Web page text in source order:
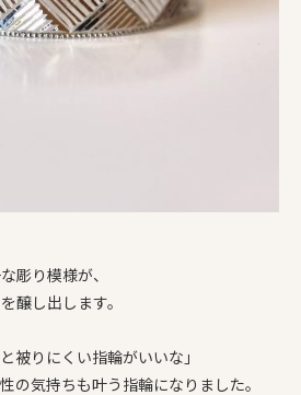
彫り模様が、
醸し出します。
被りにくい指輪がいいな」
の気持ちも叶う指輪になりました。